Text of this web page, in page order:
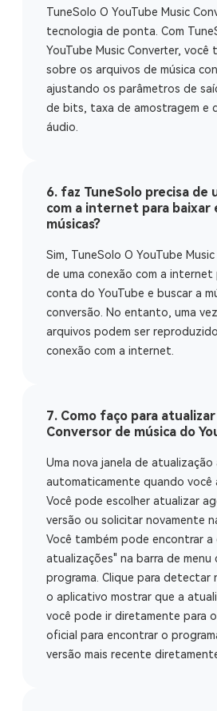
TuneSolo O YouTube Music
tecnologia de ponta. Com
YouTube Music Converter,
sobre os arquivos de música
ajustando os parâmetros de
de bits, taxa de amostragem e
áudio.
6. faz TuneSolo precisa de
com a internet para baixar
músicas?
Sim, TuneSolo O YouTube
de uma conexão com a internet
conta do YouTube e buscar a
conversão. No entanto, uma
arquivos podem ser
conexão com a internet.
7. Como faço para
Conversor de música do
Uma nova janela de atualização
automaticamente quando você
Você pode escolher atualizar
versão ou solicitar novamente
Você também pode encontrar a
atualizações" na barra de menu
programa. Clique para detectar
o aplicativo mostrar que a
você pode ir diretamente para
oficial para encontrar o
versão mais recente